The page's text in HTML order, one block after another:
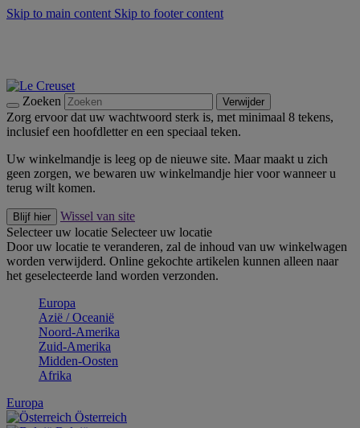
Skip to main content Skip to footer content
Zoeken Verwijder
Zorg ervoor dat uw wachtwoord sterk is, met minimaal 8 tekens,
inclusief een hoofdletter en een speciaal teken.
Uw winkelmandje is leeg op de nieuwe site. Maar maakt u zich
geen zorgen, we bewaren uw winkelmandje hier voor wanneer u
terug wilt komen.
Blijf hier
Wissel van site
Selecteer uw locatie Selecteer uw locatie
Door uw locatie te veranderen, zal de inhoud van uw winkelwagen
worden verwijderd. Online gekochte artikelen kunnen alleen naar
het geselecteerde land worden verzonden.
Europa
Aziё / Oceaniё
Noord-Amerika
Zuid-Amerika
Midden-Oosten
Afrika
Europa
Österreich